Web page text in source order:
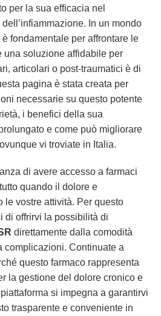
per la sua efficacia nel
In un mondo
fondamentale per affrontare le
una soluzione affidabile per
articolari o post-traumatici è di
pagina è stata creata per
necessarie su questo potente
i benefici della sua
e come può migliorare
vi troviate in Italia.
di avere accesso a farmaci
quando il dolore e
le vostre attività. Per questo
di offrirvi la possibilità di
direttamente dalla comodità
complicazioni. Continuate a
questo farmaco rappresenta
la gestione del dolore cronico e
si impegna a garantirvi
trasparente e conveniente in